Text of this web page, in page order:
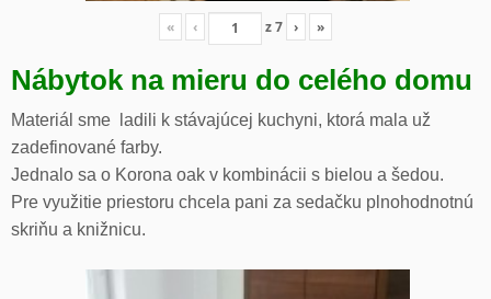
« ‹ z7 › »
Nábytok na mieru do celého domu
Materiál sme ladili k stávajúcej kuchyni, ktorá mala už
zadefinované farby.
Jednalo sa o Korona oak v kombinácii s bielou a šedou.
Pre využitie priestoru chcela pani za sedačku plnohodnotnú
skriňu a knižnicu.